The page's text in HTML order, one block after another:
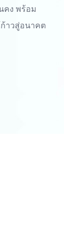
คง พร้อม
าวสู่อนาคต